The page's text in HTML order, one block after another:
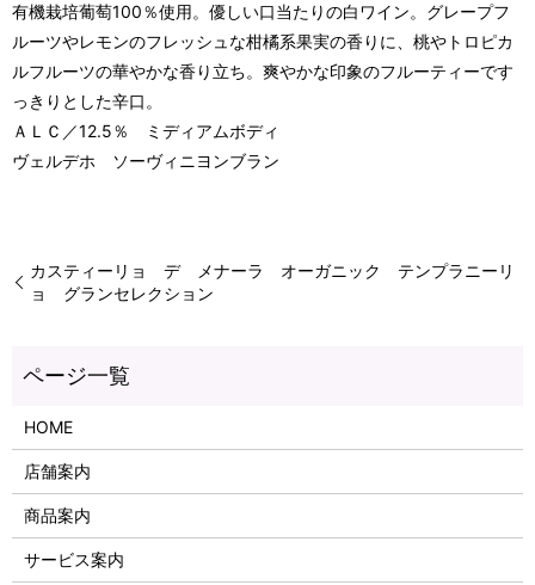
有機栽培葡萄100％使用。優しい口当たりの白ワイン。グレープフ
ルーツやレモンのフレッシュな柑橘系果実の香りに、桃やトロピカ
ルフルーツの華やかな香り立ち。爽やかな印象のフルーティーです
っきりとした辛口。
ＡＬＣ／12.5％ ミディアムボディ
ヴェルデホ ソーヴィニヨンブラン
カスティーリョ デ メナーラ オーガニック テンプラニーリ
ョ グランセレクション
HOME
店舗案内
商品案内
サービス案内